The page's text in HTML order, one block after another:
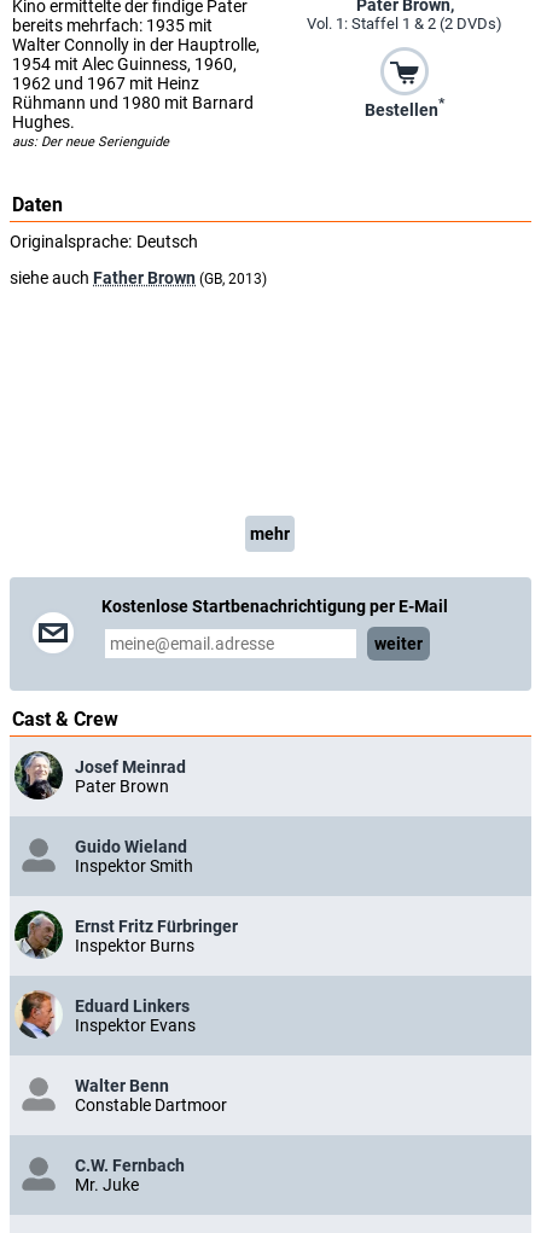
Pater Brown,
Vol. 1: Staffel 1 & 2 (2 DVDs)
Bestellen*
Kino ermittelte der findige Pater
bereits mehrfach: 1935 mit
Walter Connolly in der Hauptrolle,
1954 mit Alec Guinness, 1960,
1962 und 1967 mit Heinz
Rühmann und 1980 mit Barnard
Hughes.
aus: Der neue Serienguide
Daten
Originalsprache: Deutsch
siehe auch Father Brown (GB, 2013)
mehr
Kostenlose Startbenachrichtigung per E-Mail
weiter
Cast & Crew
Josef Meinrad
Pater Brown
Guido Wieland
Inspektor Smith
Ernst Fritz Fürbringer
Inspektor Burns
Eduard Linkers
Inspektor Evans
Walter Benn
Constable Dartmoor
C.W. Fernbach
Mr. Juke